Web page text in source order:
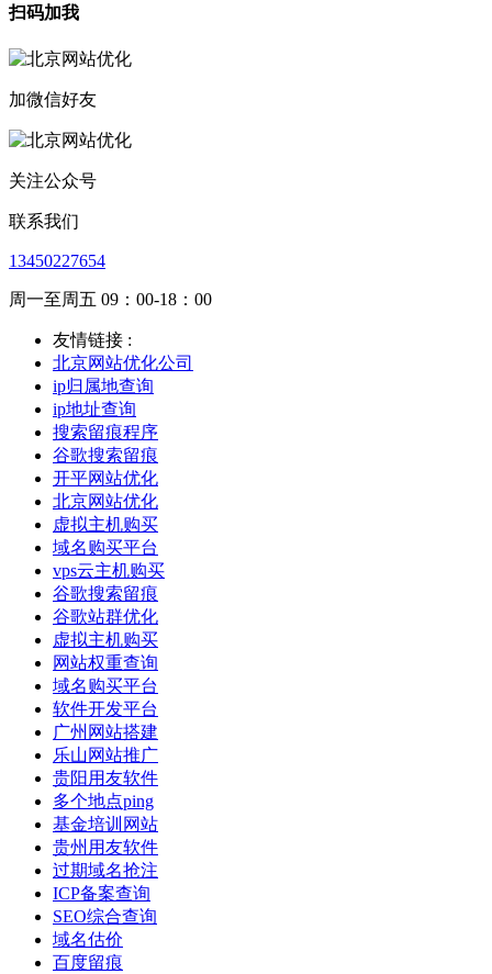
扫码加我
加微信好友
关注公众号
联系我们
13450227654
周一至周五 09：00-18：00
友情链接 :
北京网站优化公司
ip归属地查询
ip地址查询
搜索留痕程序
谷歌搜索留痕
开平网站优化
北京网站优化
虚拟主机购买
域名购买平台
vps云主机购买
谷歌搜索留痕
谷歌站群优化
虚拟主机购买
网站权重查询
域名购买平台
软件开发平台
广州网站搭建
乐山网站推广
贵阳用友软件
多个地点ping
基金培训网站
贵州用友软件
过期域名抢注
ICP备案查询
SEO综合查询
域名估价
百度留痕